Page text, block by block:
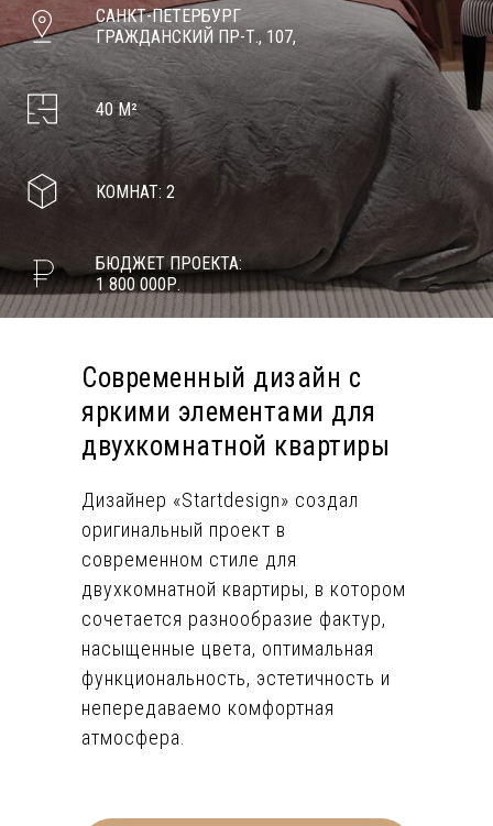
САНКТ-ПЕТЕРБУРГ
ГРАЖДAНСКИЙ ПР-Т., 107,
40 М²
КОМНАТ: 2
БЮДЖЕТ ПРОЕКТА:
1 800 000Р.
Современный дизайн с
яркими элементами для
двухкомнатной квартиры
Дизайнер «Startdesign» создал
оригинальный проект в
современном стиле для
двухкомнатной квартиры, в котором
сочетается разнообразие фактур,
насыщенные цвета, оптимальная
функциональность, эстетичность и
непередаваемо комфортная
атмосфера.
дизайна стало объединение в одном